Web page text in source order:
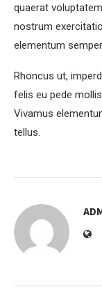
quaerat
nostrum
elementum
Rhoncus ut,
felis eu pede
Vivamus
tellus.